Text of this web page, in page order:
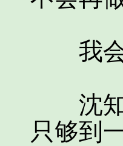
我会
沈知
只够到